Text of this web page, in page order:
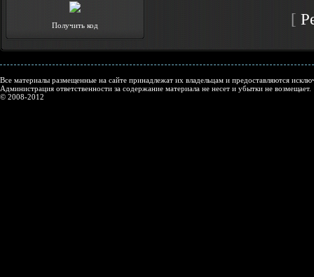
Получить код [
Все материалы размещенные на сайте принадлежат их владельцам и предоставляются
Администрация ответственности за содержание материала не несет и убытки не возмещает.
© 2008-2012